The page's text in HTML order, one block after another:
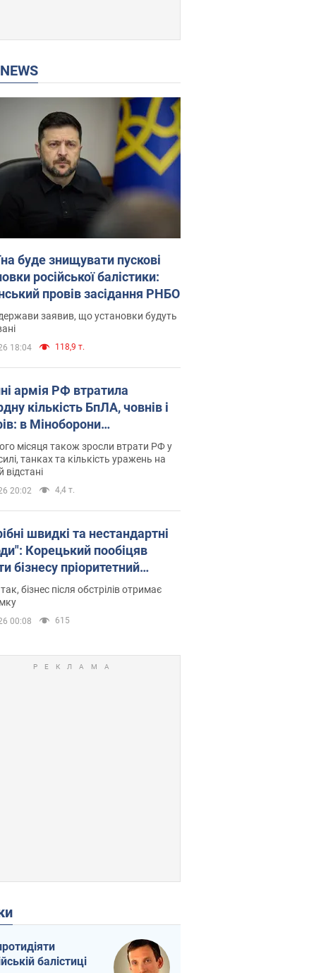
NEWS
буде знищувати пускові
російської балістики:
провів засідання РНБО
заявив, що установки будуть
18:04 118,9 т.
армія РФ втратила
кількість БпЛА, човнів і
в Міноборони
статистику
місяця також зросли втрати РФ у
танках та кількість уражень на
відстані
20:02 4,4 т.
швидкі та нестандартні
Корецький пообіцяв
бізнесу пріоритетний
до наявних складських
бізнес після обстрілів отримає
00:08 615
балістиці